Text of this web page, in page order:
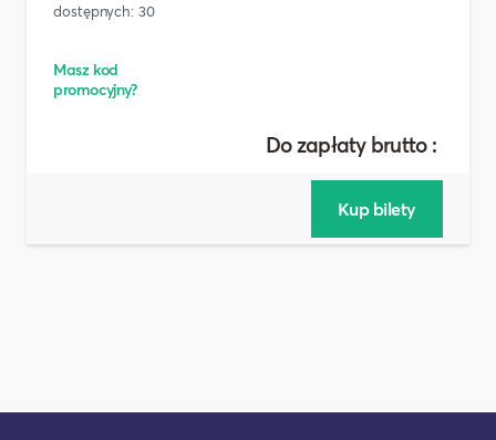
dostępnych: 30
Masz kod
promocyjny?
Do zapłaty brutto :